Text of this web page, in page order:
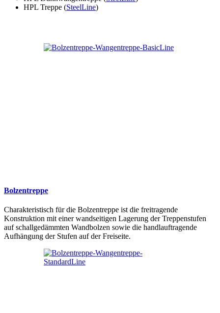
HPL Treppe (SteelLine)
Bolzentreppe
Charakteristisch für die Bolzentreppe ist die freitragende
Konstruktion mit einer wandseitigen Lagerung der Treppenstufen
auf schallgedämmten Wandbolzen sowie die handlauftragende
Aufhängung der Stufen auf der Freiseite.